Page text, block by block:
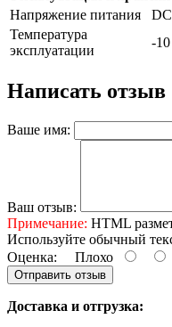
Напряжение питания
Температура
эксплуатации
-
Написать отзыв
Ваше имя:
Ваш отзыв:
Примечание: HTML
Используйте обычный
Оценка: Плохо
Отправить отзыв
Доставка и отгрузка: